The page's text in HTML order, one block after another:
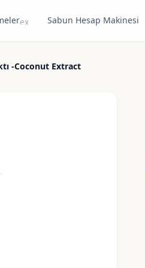
expand_moreSabun Hesap Makinesi
-Coconut Extract